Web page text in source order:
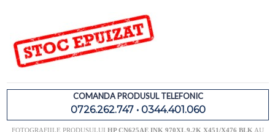
COMANDA PRODUSUL TELEFONIC
0726.262.747 • 0344.401.060
FOTOGRAFIILE PRODUSULUI HP CN625AE INK 970XL 9.2K X451/X476 BLK AU